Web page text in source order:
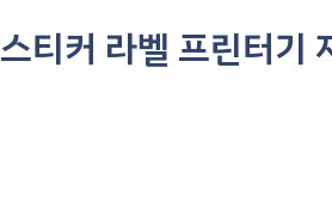
스티커 라벨 프린터기